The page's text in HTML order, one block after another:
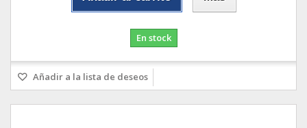
En stock
Añadir a la lista de deseos